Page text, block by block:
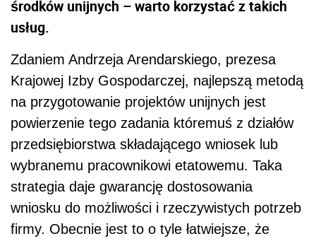
środków unijnych – warto korzystać z takich
usług.
Zdaniem Andrzeja Arendarskiego, prezesa
Krajowej Izby Gospodarczej, najlepszą metodą
na przygotowanie projektów unijnych jest
powierzenie tego zadania któremuś z działów
przedsiębiorstwa składającego wniosek lub
wybranemu pracownikowi etatowemu. Taka
strategia daje gwarancję dostosowania
wniosku do możliwości i rzeczywistych potrzeb
firmy. Obecnie jest to o tyle łatwiejsze, że